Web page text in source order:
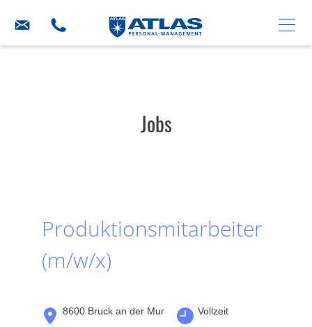
Jobs
Produktionsmitarbeiter
(m/w/x)
8600 Bruck an der Mur Vollzeit